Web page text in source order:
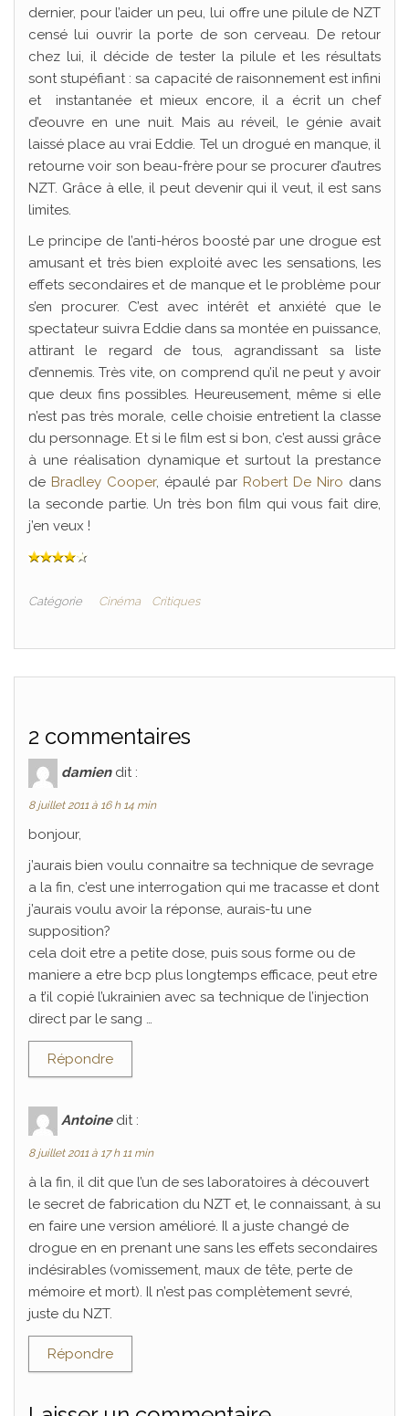
dernier, pour l’aider un peu, lui offre une pilule de NZT
censé lui ouvrir la porte de son cerveau. De retour
chez lui, il décide de tester la pilule et les résultats
sont stupéfiant : sa capacité de raisonnement est infini
et instantanée et mieux encore, il a écrit un chef
d’eouvre en une nuit. Mais au réveil, le génie avait
laissé place au vrai Eddie. Tel un drogué en manque, il
retourne voir son beau-frère pour se procurer d’autres
NZT. Grâce à elle, il peut devenir qui il veut, il est sans
limites.
Le principe de l’anti-héros boosté par une drogue est
amusant et très bien exploité avec les sensations, les
effets secondaires et de manque et le problème pour
s’en procurer. C’est avec intérêt et anxiété que le
spectateur suivra Eddie dans sa montée en puissance,
attirant le regard de tous, agrandissant sa liste
d’ennemis. Très vite, on comprend qu’il ne peut y avoir
que deux fins possibles. Heureusement, même si elle
n’est pas très morale, celle choisie entretient la classe
du personnage. Et si le film est si bon, c’est aussi grâce
à une réalisation dynamique et surtout la prestance
de Bradley Cooper, épaulé par Robert De Niro dans
la seconde partie. Un très bon film qui vous fait dire,
j’en veux !
Catégorie Cinéma Critiques
2 commentaires
damien dit :
8 juillet 2011 à 16 h 14 min
bonjour,
j’aurais bien voulu connaitre sa technique de sevrage
a la fin, c’est une interrogation qui me tracasse et dont
j’aurais voulu avoir la réponse, aurais-tu une
supposition?
cela doit etre a petite dose, puis sous forme ou de
maniere a etre bcp plus longtemps efficace, peut etre
a t’il copié l’ukrainien avec sa technique de l’injection
direct par le sang …
Répondre
Antoine dit :
8 juillet 2011 à 17 h 11 min
à la fin, il dit que l’un de ses laboratoires à découvert
le secret de fabrication du NZT et, le connaissant, à su
en faire une version amélioré. Il a juste changé de
drogue en en prenant une sans les effets secondaires
indésirables (vomissement, maux de tête, perte de
mémoire et mort). Il n’est pas complètement sevré,
juste du NZT.
Répondre